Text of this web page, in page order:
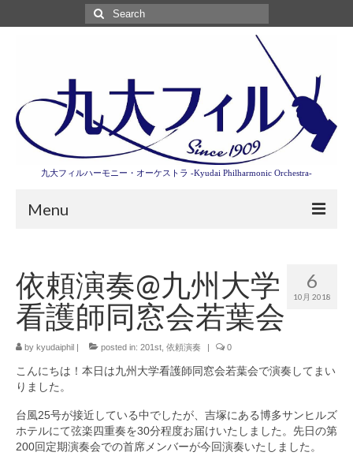
Search
for:
九大フィルハーモニー・オーケストラ -Kyudai Philharmonic Orchestra-
Menu
演奏会情報
卒業記念演奏会2027
九大フィルとは
九大フィルの歴史
ご寄付のお願い
演奏会の歴史
6
10月 2018
依頼演奏@九州大学
看護師同窓会若葉会
by kyudaiphil posted in: 201st 依頼演奏 0
こんにちは！本日は九州大学看護師同窓会若葉会で演奏してまい
りました。
台風25号が接近している中でしたが、吉塚にある博多サンヒルズ
ホテルにて弦楽四重奏を30分程度お届けいたしました。先日の第
200回定期演奏会での首席メンバーが今回演奏いたしました。